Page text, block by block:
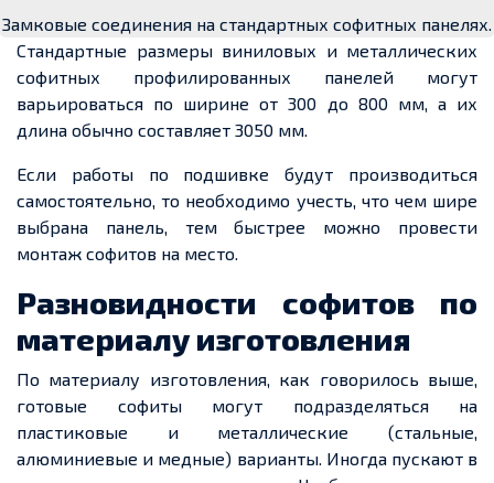
Замковые соединения на стандартных софитных панелях.
Стандартные размеры виниловых и металлических
софитных профилированных панелей могут
варьироваться по ширине от 300 до 800 мм, а их
длина обычно составляет 3050 мм.
Если работы по подшивке будут производиться
самостоятельно, то необходимо учесть, что чем шире
выбрана панель, тем быстрее можно провести
монтаж софитов на место.
Разновидности софитов по
материалу изготовления
По материалу изготовления, как говорилось выше,
готовые софиты могут подразделяться на
пластиковые и металлические (стальные,
алюминиевые и медные) варианты. Иногда пускают в